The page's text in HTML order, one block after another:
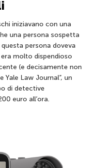
iniziavano con una
una persona sospetta
persona doveva
molto dispendioso
(e decisamente non
Yale Law Journal”, un
di detective
euro all’ora.